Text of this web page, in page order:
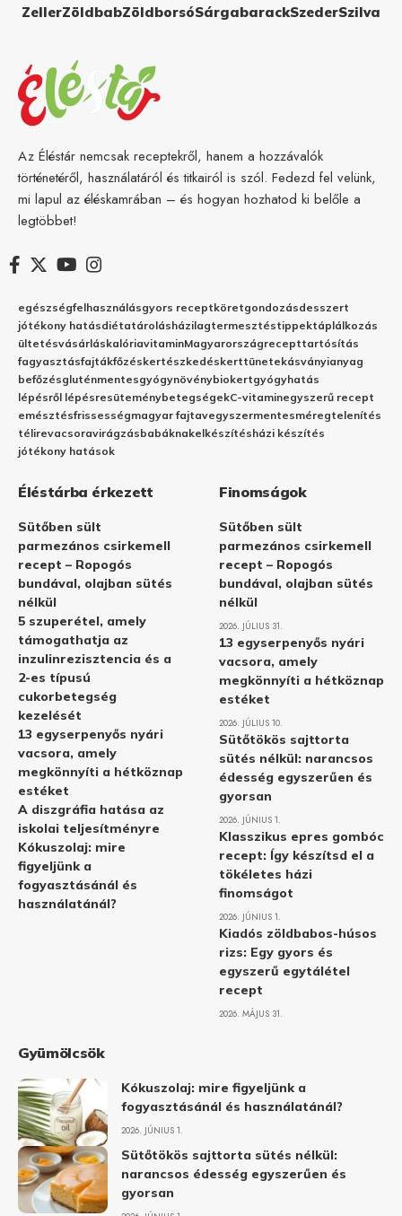
ZellerZöldbabZöldborsóSárgabarackSzederSzilva
Az Éléstár nemcsak receptekről, hanem a hozzávalók
történetéről, használatáról és titkairól is szól. Fedezd fel velünk,
mi lapul az éléskamrában – és hogyan hozhatod ki belőle a
legtöbbet!
egészségfelhasználásgyors receptköretgondozásdesszert
jótékony hatásdiétatárolásházilagtermesztéstippektáplálkozás
ültetésvásárláskalóriavitaminMagyarországrecepttartósítás
fagyasztásfajtákfőzéskertészkedéskerttünetekásványianyag
befőzésgluténmentesgyógynövénybiokertgyógyhatás
lépésről lépésresüteménybetegségekC-vitaminegyszerű recept
emésztésfrissességmagyar fajtavegyszermentesméregtelenítés
télirevacsoravirágzásbabáknakelkészítésházi készítés
jótékony hatások
Éléstárba érkezett
Sütőben sült
parmezános csirkemell
recept – Ropogós
bundával, olajban sütés
nélkül
5 szuperétel, amely
támogathatja az
inzulinrezisztencia és a
2-es típusú
cukorbetegség
kezelését
13 egyserpenyős nyári
vacsora, amely
megkönnyíti a hétköznap
estéket
A diszgráfia hatása az
iskolai teljesítményre
Kókuszolaj: mire
figyeljünk a
fogyasztásánál és
használatánál?
Finomságok
Sütőben sült
parmezános csirkemell
recept – Ropogós
bundával, olajban sütés
nélkül
2026. JÚLIUS 31.
13 egyserpenyős nyári
vacsora, amely
megkönnyíti a hétköznap
estéket
2026. JÚLIUS 10.
Sütőtökös sajttorta
sütés nélkül: narancsos
édesség egyszerűen és
gyorsan
2026. JÚNIUS 1.
Klasszikus epres gombóc
recept: Így készítsd el a
tökéletes házi
finomságot
2026. JÚNIUS 1.
Kiadós zöldbabos-húsos
rizs: Egy gyors és
egyszerű egytálétel
recept
2026. MÁJUS 31.
Gyümölcsök
Kókuszolaj: mire figyeljünk a
fogyasztásánál és használatánál?
2026. JÚNIUS 1.
Sütőtökös sajttorta sütés nélkül:
narancsos édesség egyszerűen és
gyorsan